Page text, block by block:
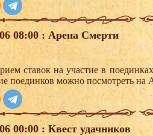
08:00 : Арена Смерти
ставок на участие в
поединков можно посмотреть на
00:00 : Квест удачников